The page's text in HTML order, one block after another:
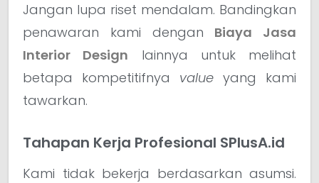
Jangan lupa riset mendalam. Bandingkan
penawaran kami dengan Biaya Jasa
Interior Design lainnya untuk melihat
betapa kompetitifnya value yang kami
tawarkan.
Tahapan Kerja Profesional SPlusA.id
Kami tidak bekerja berdasarkan asumsi.